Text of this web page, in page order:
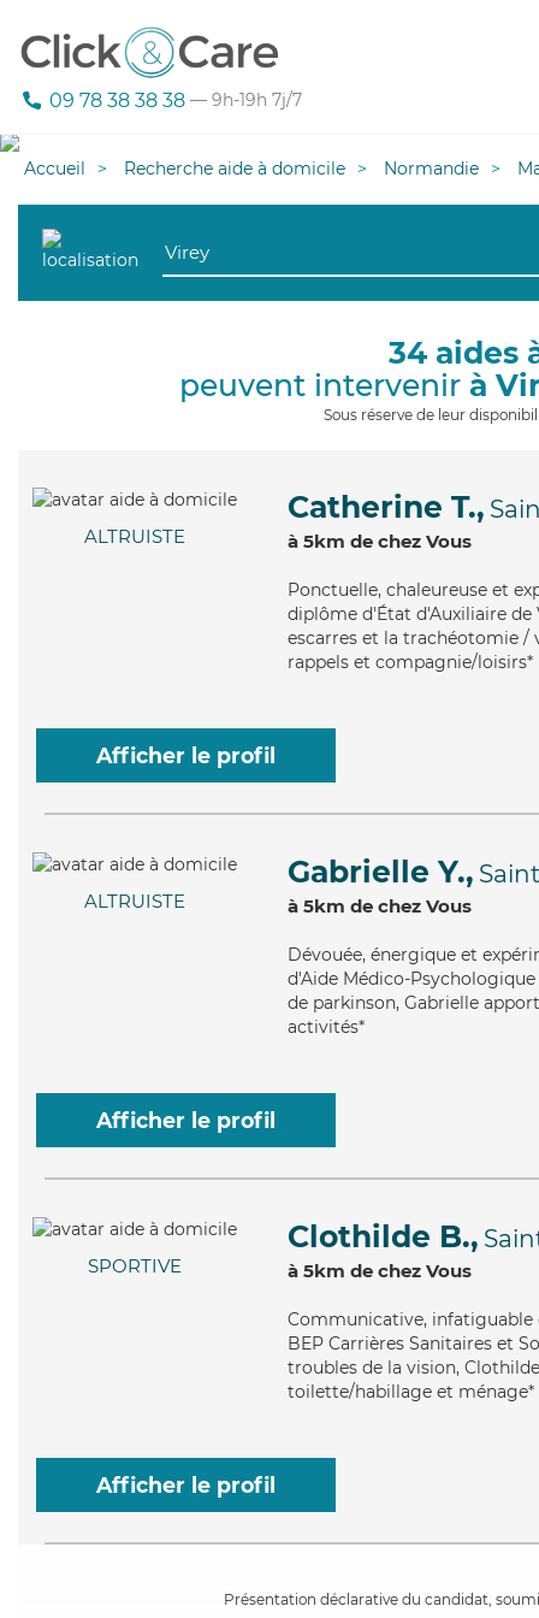
09 78 38 38 38 — 9h-19h 7j/7
Accueil Recherche aide à domicile Normandie
34 aides
peuvent intervenir à
Sous réserve de leur
ALTRUISTE
Catherine T.,
à 5km de chez Vous
Ponctuelle, chaleureuse et
diplôme d'État d'Auxiliaire de
escarres et la trachéotomie /
rappels et compagnie/loisirs*
Afficher le profil
ALTRUISTE
Gabrielle Y.,
à 5km de chez Vous
Dévouée, énergique et
d'Aide Médico-
de parkinson, Gabrielle
activités*
Afficher le profil
SPORTIVE
Clothilde B.,
à 5km de chez Vous
Communicative, infatiguable
BEP Carrières Sanitaires et
troubles de la vision,
toilette/habillage et ménage*
Afficher le profil
Présentation déclarative du candidat,